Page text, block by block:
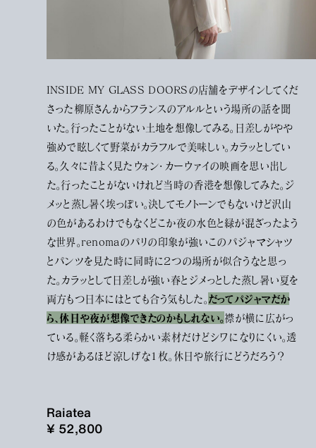
INSIDE MY GLASS DOORSの店舗をデザインしてくだ
さった柳原さんからフランスのアルルという場所の話を聞
いた。行ったことがない土地を想像してみる。日差しがやや
強めで眩しくて野菜がカラフルで美味しい。カラッとしてい
る。久々に昔よく見たウォン・カーウァイの映画を思い出し
た。行ったことがないけれど当時の香港を想像してみた。ジ
メッと蒸し暑く埃っぽい。決してモノトーンでもないけど沢山
の色があるわけでもなくどこか夜の水色と緑が混ざったよう
な世界。renomaのパリの印象が強いこのパジャマシャツ
とパンツを見た時に同時に２つの場所が似合うなと思っ
た。カラッとして日差しが強い春とジメっとした蒸し暑い夏を
両方もつ日本にはとても合う気もした。だってパジャマだか
ら、休日や夜が想像できたのかもしれない。襟が横に広がっ
ている。軽く落ちる柔らかい素材だけどシワになりにくい。透
け感があるほど涼しげな１枚。休日や旅行にどうだろう？
Raiatea
¥ 52,800